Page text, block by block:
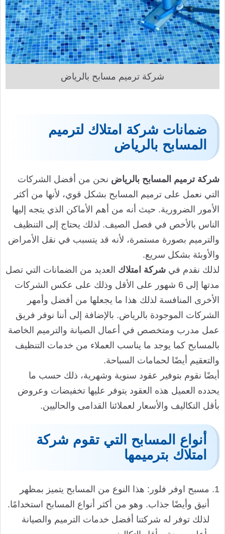
شركة ترميم مسابح بالرياض
ضمانات شركة امتلاك لترميم
المسابح بالرياض
شركة ترميم المسابح بالرياض نحن من أفضل الشركات
التي نعمل على ترميم المسابح بشكل قوي، لأنها من أكثر
الأمور الضرورية. حيث أنه من أهم الأماكن الذي يتجه إليها
الناس بالأخص في فصل الصيف. لذلك يحتاج إلى التنظيف
والترميم بصورة مستمرة، لأنه قد يتسبب في نقل الأمراض
والأوبئة بشكل سريع.
لذلك نقدم في شركة امتلاك العديد من الضمانات التي تصل
مدتها إلى 6 شهور على الأقل وذلك على عكس الشركات
الأخرى المنافسة لذلك هذا ما يجعلها من أفضل وأمهر
الشركات الموجودة بالرياض. بالإضافة إلى أننا نوفر فريق
عمل مدرب ومتخصص في أعمال الصيانة والترميم الخاصة
بالمسابح كما يوجد ما يناسب العملاء من خدمات التنظيف
والتعقيم أيضًا لحمامات السباحة.
أيضًا نقوم بتوفير عقود سنوية وشهرية، ذلك حسب ما
يحدده العميل هذه العقود يتوفر عليها تخفيضات وعروض
بأقل التكاليف والأسعار لعملائنا القدامى والحاليين.
أنواع المسابح التي تقوم شركة
امتلاك بترميمها
مسبح اوفر فلور: هذا النوع من المسابح يتميز بمظهر
أنيق وأيضًا جذاب. وهو من أكثر أنواع المسابح استخدامًا.
لذلك توفر له شركتنا أفضل خدمات الترميم والصيانة